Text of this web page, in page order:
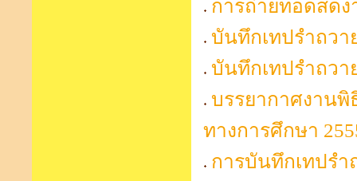
การถ่ายทอดสดง
บันทึกเทปรำถวา
บันทึกเทปรำถวา
บรรยากาศงาน
ทางการศึกษา
การบันทึกเทปร